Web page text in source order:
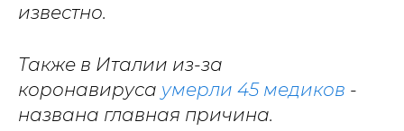
известно.
Также в Италии из-за
коронавируса умерли 45 медиков -
названа главная причина.